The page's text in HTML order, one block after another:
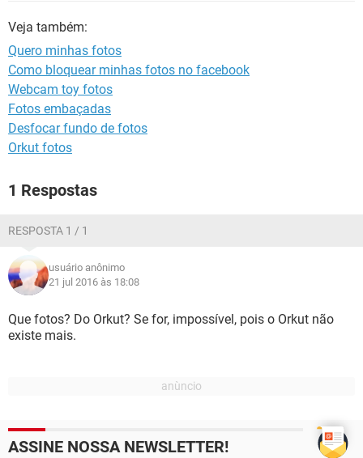
Veja também:
Quero minhas fotos
Como bloquear minhas fotos no facebook
Webcam toy fotos
Fotos embaçadas
Desfocar fundo de fotos
Orkut fotos
1 Respostas
RESPOSTA 1 / 1
usuário anônimo
21 jul 2016 às 18:08
Que fotos? Do Orkut? Se for, impossível, pois o Orkut não
existe mais.
ASSINE NOSSA NEWSLETTER!